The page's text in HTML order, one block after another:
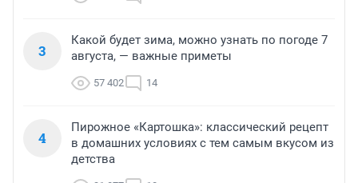
3
Какой будет зима, можно узнать по погоде 7
августа, — важные приметы
57 402 14
4
Пирожное «Картошка»: классический рецепт
в домашних условиях с тем самым вкусом из
детства